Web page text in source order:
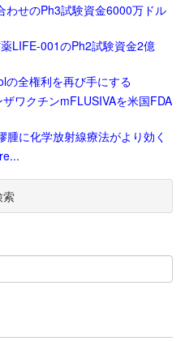
わせのPh3試験資金6000万ドル
LIFE-001のPh2試験資金2億
全権利を再び手にする
ワクチンmFLUSIVAを米国FDA
に化学放射線療法がより効く
索